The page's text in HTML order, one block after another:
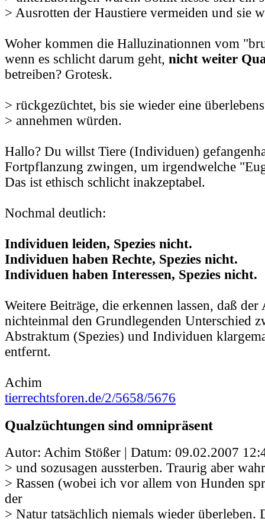
> Ausrotten der Haustiere vermeiden und sie
Woher kommen die Halluzinationnen vom
wenn es schlicht darum geht, nicht weiter
betreiben? Grotesk.
> rückgezüchtet, bis sie wieder eine
> annehmen würden.
Hallo? Du willst Tiere (Individuen)
Fortpflanzung zwingen, um irgendwelche
Das ist ethisch schlicht inakzeptabel.
Nochmal deutlich:
Individuen leiden, Spezies nicht.
Individuen haben Rechte, Spezies nicht.
Individuen haben Interessen, Spezies nicht.
Weitere Beiträge, die erkennen lassen, daß
nichteinmal den Grundlegenden Unterschied
Abstraktum (Spezies) und Individuen
entfernt.
Achim
tierrechtsforen.de/2/5658/5676
Qualzüchtungen sind omnipräsent
Autor: Achim Stößer | Datum: 09.02.2007
> und sozusagen aussterben. Traurig aber
> Rassen (wobei ich vor allem von Hunden
der
> Natur tatsächlich niemals wieder überleben.